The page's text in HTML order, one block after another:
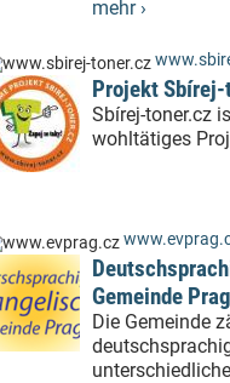
mehr ›
Projekt
Sbírej-toner.cz
wohltätiges
Gemeinde Prag
Die Gemeinde